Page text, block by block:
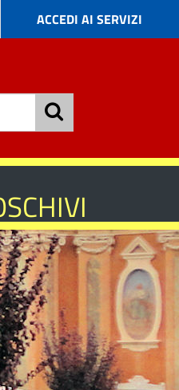
ACCEDI AI SERVIZI